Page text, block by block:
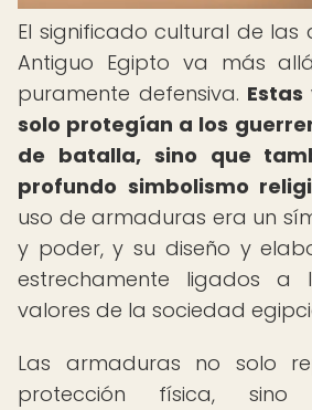
El significado cultural de las
Antiguo Egipto va más
puramente defensiva.
solo protegían a los
de batalla, sino que
profundo simbolismo
uso de armaduras era un
y poder, y su diseño y
estrechamente ligados a
valores de la sociedad
Las armaduras no solo
protección física, sino